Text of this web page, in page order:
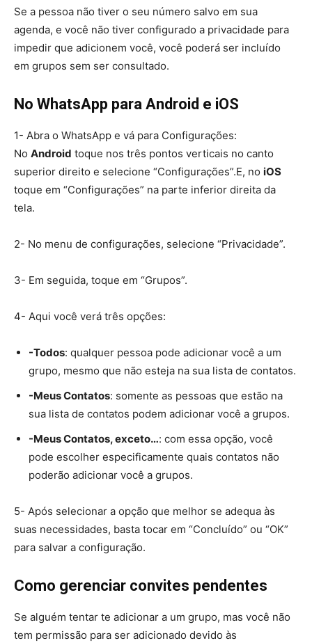
Se a pessoa não tiver o seu número salvo em sua
agenda, e você não tiver configurado a privacidade para
impedir que adicionem você, você poderá ser incluído
em grupos sem ser consultado.
No WhatsApp para Android e iOS
1- Abra o WhatsApp e vá para Configurações:
No Android toque nos três pontos verticais no canto
superior direito e selecione “Configurações”.E, no iOS
toque em “Configurações” na parte inferior direita da
tela.
2- No menu de configurações, selecione “Privacidade”.
3- Em seguida, toque em “Grupos”.
4- Aqui você verá três opções:
-Todos: qualquer pessoa pode adicionar você a um
grupo, mesmo que não esteja na sua lista de contatos.
-Meus Contatos: somente as pessoas que estão na
sua lista de contatos podem adicionar você a grupos.
-Meus Contatos, exceto…: com essa opção, você
pode escolher especificamente quais contatos não
poderão adicionar você a grupos.
5- Após selecionar a opção que melhor se adequa às
suas necessidades, basta tocar em “Concluído” ou “OK”
para salvar a configuração.
Como gerenciar convites pendentes
Se alguém tentar te adicionar a um grupo, mas você não
tem permissão para ser adicionado devido às